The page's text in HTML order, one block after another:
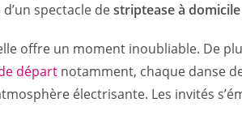
spectacle destriptease à domicile
offre un moment inoubliable. De
départ notamment, chaque danse
électrisante. Les invités